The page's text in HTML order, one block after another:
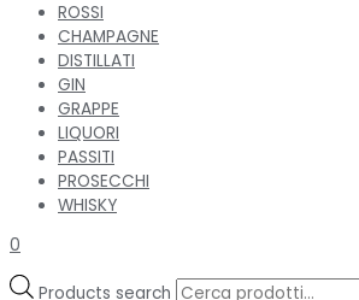
ROSSI
CHAMPAGNE
DISTILLATI
GIN
GRAPPE
LIQUORI
PASSITI
PROSECCHI
WHISKY
0
Products search